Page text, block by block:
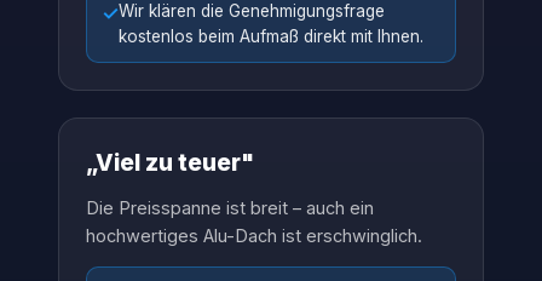
✓Wir klären die Genehmigungsfrage
kostenlos beim Aufmaß direkt mit Ihnen.
„Viel zu teuer"
Die Preisspanne ist breit – auch ein
hochwertiges Alu-Dach ist erschwinglich.